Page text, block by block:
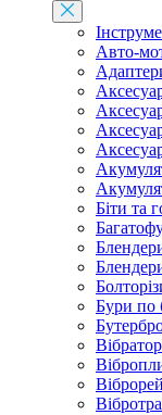
Авто-
Біти та
Бури по